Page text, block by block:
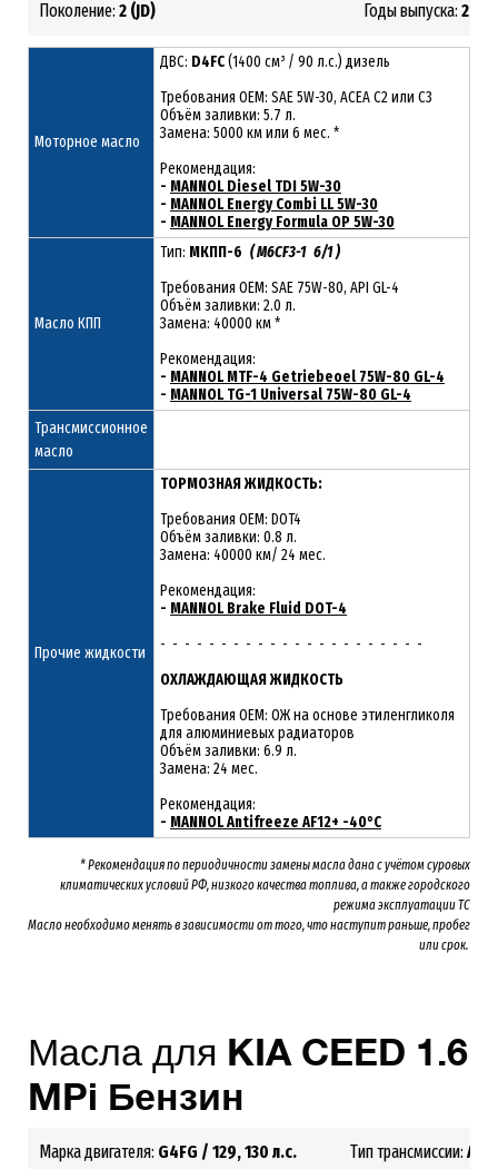
Поколение: 2 (JD)
Годы выпуска:
Моторное масло
ДВС: D4FC(1400 см³ / 90 л.с.) дизель
Требования ОЕМ: SAE 5W-30, ACEA С2 или С3
Объём заливки: 5.7 л.
Замена: 5000 км или 6 мес. *
Рекомендация:
- MANNOL Diesel TDI 5W-30
- MANNOL Energy Combi LL 5W-30
- MANNOL Energy Formula OP 5W-30
Масло КПП
Тип: МКПП-6 ( M6CF3-1 6/1 )
Требования OEM: SAE 75W-80, API GL-4
Объём заливки: 2.0 л.
Замена: 40000 км *
Рекомендация:
- MANNOL MTF-4 Getriebeoel 75W-80 GL-4
- MANNOL TG-1 Universal 75W-80 GL-4
Трансмиссионное
масло
Прочие жидкости
ТОРМОЗНАЯ ЖИДКОСТЬ:
Требования OEM: DOT4
Объём заливки: 0.8 л.
Замена: 40000 км/ 24 мес.
Рекомендация:
- MANNOL Brake Fluid DOT-4
- - - - - - - - - - - - - - - - - - - - - -
ОХЛАЖДАЮЩАЯ ЖИДКОСТЬ
Требования OEM: ОЖ на основе этиленгликоля
для алюминиевых радиаторов
Объём заливки: 6.9 л.
Замена: 24 мес.
Рекомендация:
- MANNOL Antifreeze AF12+ -40°C
* Рекомендация по периодичности замены масла дана с учётом суровых
климатических условий РФ, низкого качества топлива, а также городского
режима эксплуатации ТС
Масло необходимо менятьв зависимости от того, что наступит раньше, пробег
или срок.
Масла для KIA CEED 1.6
MPi Бензин
Марка двигателя: G4FG / 129, 130 л.с.
Тип трансмиссии: